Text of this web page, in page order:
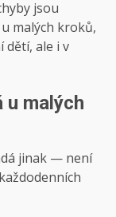
jsou
malých kroků,
dětí, ale i v
malých
jinak — není